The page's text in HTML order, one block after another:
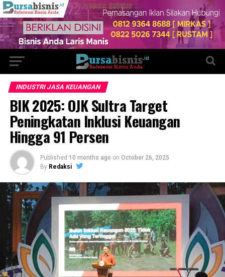
INDUSTRI JASA KEUANGAN
BIK 2025: OJK Sultra Target
Peningkatan Inklusi Keuangan
Hingga 91 Persen
Published 10 months ago on October 26, 2025
By Redaksi